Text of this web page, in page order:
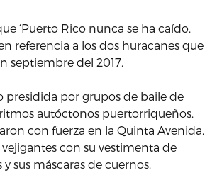
‘Puerto Rico nunca se ha caído,
referencia a los dos huracanes que
septiembre del 2017.
presidida por grupos de baile de
autóctonos puertorriqueños,
con fuerza en la Quinta Avenida,
con su vestimenta de
sus máscaras de cuernos.